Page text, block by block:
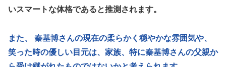
いスマートな体格であると推測されます。
また、 秦基博さんの現在の柔らかく穏やかな雰囲気や、
笑った時の優しい目元は、家族、特に秦基博さんの父親か